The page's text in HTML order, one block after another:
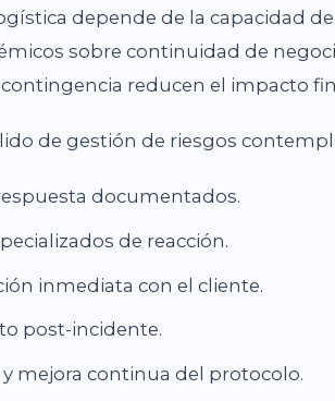
depende de la capacidad
sobre continuidad de
reducen el impacto
de gestión de riesgos
documentados.
de reacción.
inmediata con el cliente.
post-incidente.
y mejora continua del protocolo.